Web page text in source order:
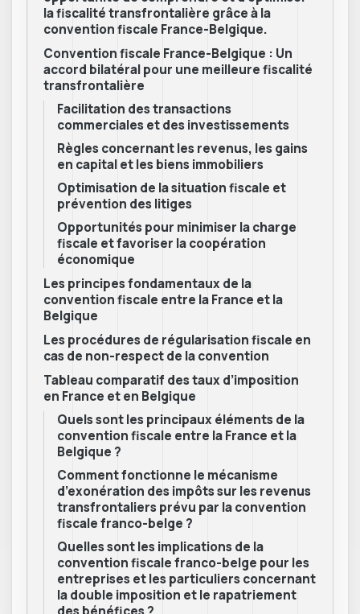
la fiscalité transfrontalière grâce à la
convention fiscale France-Belgique.
Convention fiscale France-Belgique : Un
accord bilatéral pour une meilleure fiscalité
transfrontalière
Facilitation des transactions
commerciales et des investissements
Règles concernant les revenus, les gains
en capital et les biens immobiliers
Optimisation de la situation fiscale et
prévention des litiges
Opportunités pour minimiser la charge
fiscale et favoriser la coopération
économique
Les principes fondamentaux de la
convention fiscale entre la France et la
Belgique
Les procédures de régularisation fiscale en
cas de non-respect de la convention
Tableau comparatif des taux d’imposition
en France et en Belgique
Quels sont les principaux éléments de la
convention fiscale entre la France et la
Belgique ?
Comment fonctionne le mécanisme
d’exonération des impôts sur les revenus
transfrontaliers prévu par la convention
fiscale franco-belge ?
Quelles sont les implications de la
convention fiscale franco-belge pour les
entreprises et les particuliers concernant
la double imposition et le rapatriement